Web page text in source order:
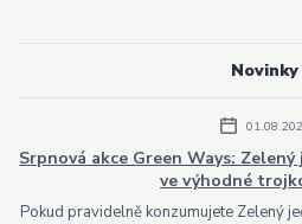
Novinky
Srpnová akce Green Ways:
ve výhodné
Pokud pravidelně konzumujete Zelený